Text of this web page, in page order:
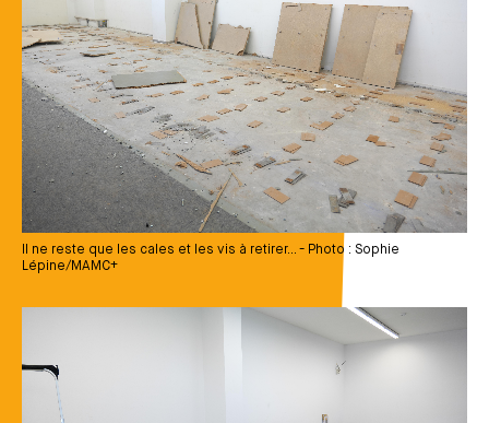
Il ne reste que les cales et les vis à retirer... - Photo : Sophie
Lépine/MAMC+